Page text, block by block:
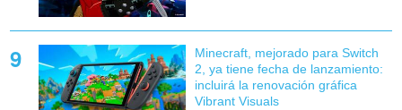
Minecraft, mejorado para Switch
2, ya tiene fecha de lanzamiento:
incluirá la renovación gráfica
Vibrant Visuals